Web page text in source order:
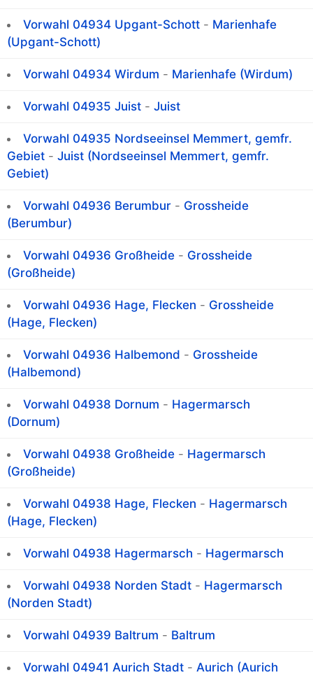
Vorwahl 04934 Upgant-Schott - Marienhafe
(Upgant-Schott)
Vorwahl 04934 Wirdum - Marienhafe (Wirdum)
Vorwahl 04935 Juist - Juist
Vorwahl 04935 Nordseeinsel Memmert, gemfr.
Gebiet - Juist (Nordseeinsel Memmert, gemfr.
Gebiet)
Vorwahl 04936 Berumbur - Grossheide
(Berumbur)
Vorwahl 04936 Großheide - Grossheide
(Großheide)
Vorwahl 04936 Hage, Flecken - Grossheide
(Hage, Flecken)
Vorwahl 04936 Halbemond - Grossheide
(Halbemond)
Vorwahl 04938 Dornum - Hagermarsch
(Dornum)
Vorwahl 04938 Großheide - Hagermarsch
(Großheide)
Vorwahl 04938 Hage, Flecken - Hagermarsch
(Hage, Flecken)
Vorwahl 04938 Hagermarsch - Hagermarsch
Vorwahl 04938 Norden Stadt - Hagermarsch
(Norden Stadt)
Vorwahl 04939 Baltrum - Baltrum
Vorwahl 04941 Aurich Stadt - Aurich (Aurich